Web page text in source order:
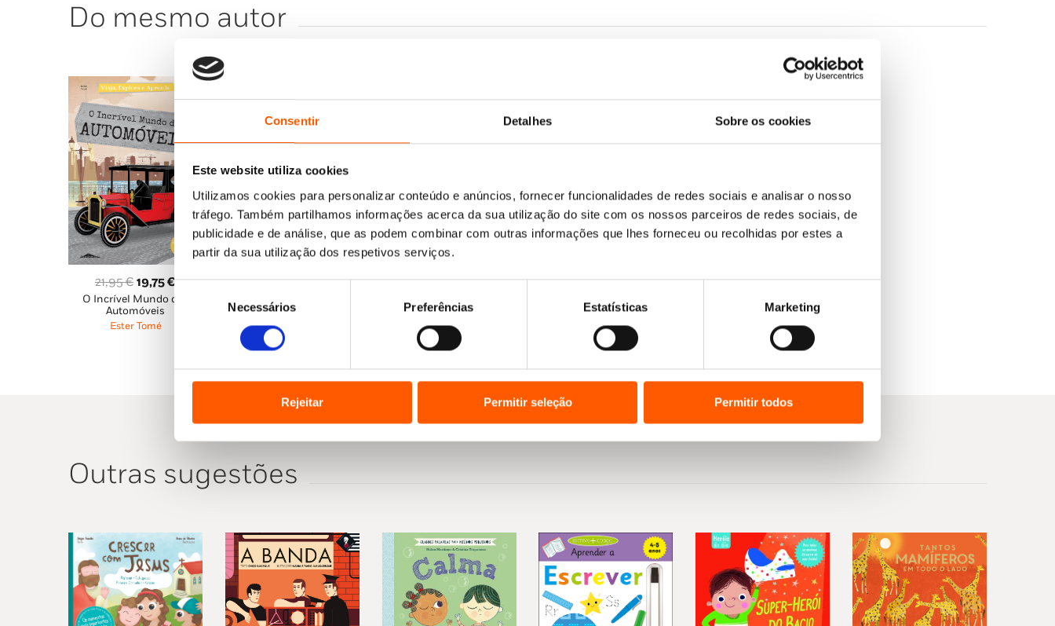
Consentir Detalhes Sobre os cookies
Este website utiliza cookies
Utilizamos cookies para personalizar conteúdo e anúncios, fornecer funcionalidades de redes sociais e analisar o nosso
tráfego. Também partilhamos informações acerca da sua utilização do site com os nossos parceiros de redes sociais, de
publicidade e de análise, que as podem combinar com outras informações que lhes forneceu ou recolhidas por estes a
partir da sua utilização dos respetivos serviços.
Seleção
consentimento
Necessários Preferências Estatísticas Marketing
Rejeitar Permitir seleção Permitir todos
Do mesmo autor
21,95€ O
preço
original
19,75€O
O Incrível Mundo dos
Automóveis
Ester Tomé
Outras sugestões